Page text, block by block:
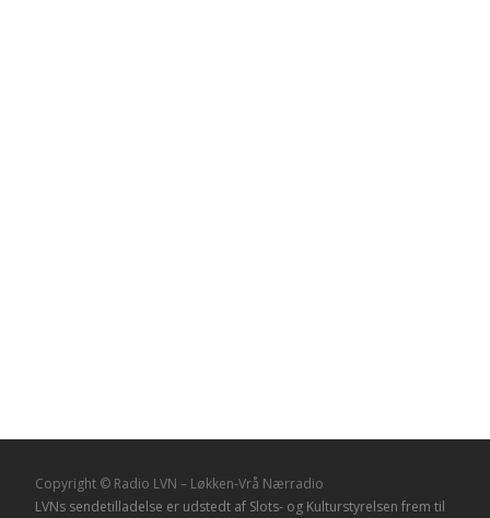
Copyright © Radio LVN – Løkken-Vrå Nærradio
LVNs sendetilladelse er udstedt af Slots- og Kulturstyrelsen frem til